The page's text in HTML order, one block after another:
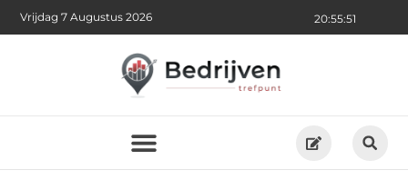
20:55:52
Vrijdag 7 Augustus 2026